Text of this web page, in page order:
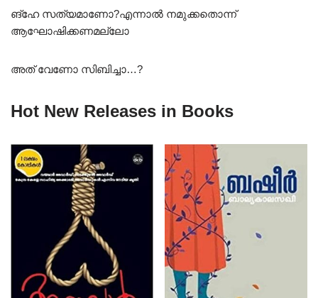
ങ്ഹേ സത്യമാണോ?എന്നാൽ നമുക്കതൊന്ന്
ആഘോഷിക്കണമല്ലോ
അത് വേണോ സിബിച്ചാ…?
Hot New Releases in Books